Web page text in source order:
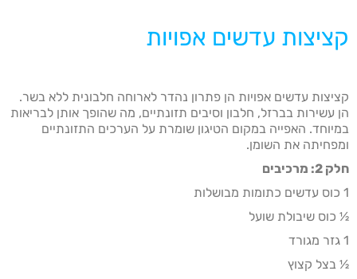
קציצות עדשים אפויות
קציצות עדשים אפויות הן פתרון נהדר לארוחה חלבונית ללא בשר.
הן עשירות בברזל, חלבון וסיבים תזונתיים, מה שהופך אותן לבריאות
במיוחד. האפייה במקום הטיגון שומרת על הערכים התזונתיים
ומפחיתה את השומן.
חלק 2: מרכיבים
1 כוס עדשים כתומות מבושלות
½ כוס שיבולת שועל
1 גזר מגורד
½ בצל קצוץ